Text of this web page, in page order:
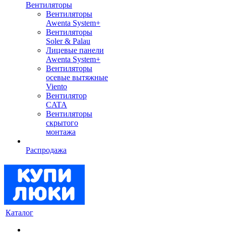
Вентиляторы
Вентиляторы
Awenta System+
Вентиляторы
Soler & Palau
Лицевые панели
Awenta System+
Вентиляторы
осевые вытяжные
Viento
Вентилятор
CATA
Вентиляторы
скрытого
монтажа
Распродажа
Каталог